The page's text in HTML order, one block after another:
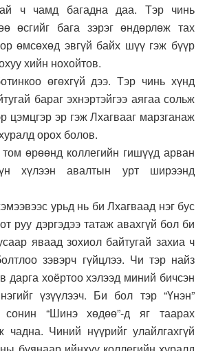
ч чамд багадна даа. Тэр чинь
өсгийг бага зэрэг өндөрлөж тах
өмсөхөд эвгүй байх шүү гэж бүүр
хийн нохойтов.
өгөхгүй дээ. Тэр чинь хүнд
бараг эхнэртэйгээ аягаа сольж
цэмцгэр эр гэж Лхагвааг марзганаж
орох болов.
өрөөнд коллегийн гишүүд арван
хүлээн авалтын урт ширээнд
урьд нь би Лхагваад нэг бус
руу дэргэдээ татаж авахгүй бол би
яваад зохиол байтугай захиа ч
зэвэрч гүйцлээ. Чи тэр найз
дарга хоёртоо хэлээд миний бичсэн
үзүүлээч. Би бол тэр “Үнэн”
“Шинэ хөдөө”-д яг таарах
чадна. Чиний нүүрийг улайлгахгүй